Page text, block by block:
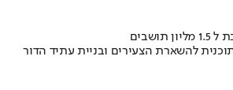
להשארת הצעירים ובניית עתיד הדור